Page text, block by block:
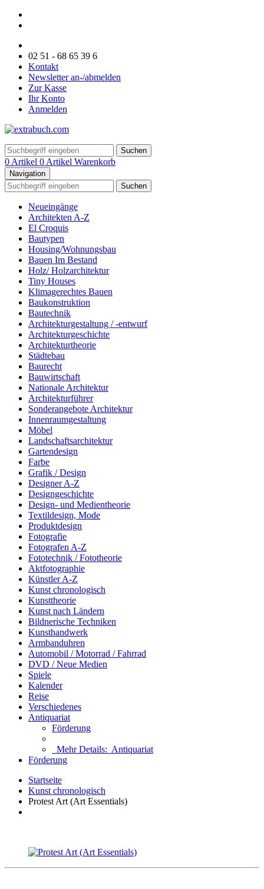
02 51 - 68 65 39 6
Kontakt
Newsletter an-/abmelden
Zur Kasse
Ihr Konto
Anmelden
Suchen
0 Artikel 0 Artikel Warenkorb
Navigation
Suchen
Neueingänge
Architekten A-Z
El Croquis
Bautypen
Housing/Wohnungsbau
Bauen Im Bestand
Holz/ Holzarchitektur
Tiny Houses
Klimagerechtes Bauen
Baukonstruktion
Bautechnik
Architekturgestaltung / -entwurf
Architekturgeschichte
Architekturtheorie
Städtebau
Baurecht
Bauwirtschaft
Nationale Architektur
Architekturführer
Sonderangebote Architektur
Innenraumgestaltung
Möbel
Landschaftsarchitektur
Gartendesign
Farbe
Grafik / Design
Designer A-Z
Designgeschichte
Design- und Medientheorie
Textildesign, Mode
Produktdesign
Fotografie
Fotografen A-Z
Fototechnik / Fototheorie
Aktfotographie
Künstler A-Z
Kunst chronologisch
Kunsttheorie
Kunst nach Ländern
Bildnerische Techniken
Kunsthandwerk
Armbanduhren
Automobil / Motorrad / Fahrrad
DVD / Neue Medien
Spiele
Kalender
Reise
Verschiedenes
Antiquariat
Förderung
Mehr Details: Antiquariat
Förderung
Startseite
Kunst chronologisch
Protest Art (Art Essentials)